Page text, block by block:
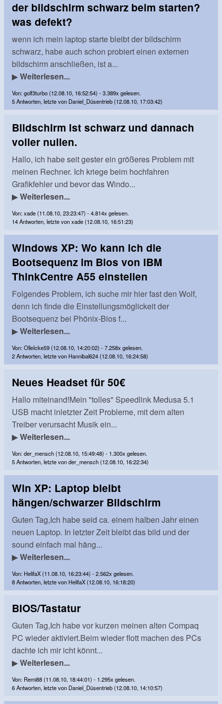
der bildschirm schwarz beim starten?
was defekt?
wenn ich mein laptop starte bleibt der bildschirm
schwarz, habe auch schon probiert einen externen
bildschirm anschließen, ist a...
▶Weiterlesen...
Von: golf3turbo (12.08.10, 16:52:54) - 3.389x gelesen.
5 Antworten, letzte von Daniel_Düsentrieb (12.08.10, 17:03:42)
Bildschirm ist schwarz und dannach
voller nullen.
Hallo, ich habe seit gester ein größeres Problem mit
meinen Rechner. Ich kriege beim hochfahren
Grafikfehler und bevor das Windo...
▶Weiterlesen...
Von: xade (11.08.10, 23:23:47) - 4.814x gelesen.
14 Antworten, letzte von xade (12.08.10, 16:51:23)
Windows XP: Wo kann ich die
Bootsequenz im Bios von IBM
ThinkCentre A55 einstellen
Folgendes Problem, ich suche mir hier fast den Wolf,
denn ich finde die Einstellungsmöglickeit der
Bootsequenz bei Phönix-Bios f...
▶Weiterlesen...
Von: OlleIcke59 (12.08.10, 14:20:02) - 7.258x gelesen.
2 Antworten, letzte von Hannibal624 (12.08.10, 16:24:58)
Neues Headset für 50€
Hallo miteinand!Mein "tolles" Speedlink Medusa 5.1
USB macht inletzter Zeit Probleme, mit dem alten
Treiber verursacht Musik ein...
▶Weiterlesen...
Von: der_mensch (12.08.10, 15:49:48) - 1.300x gelesen.
5 Antworten, letzte von der_mensch (12.08.10, 16:22:34)
Win XP: Laptop bleibt
hängen/schwarzer Bildschirm
Guten Tag,Ich habe seid ca. einem halben Jahr einen
neuen Laptop. In letzter Zeit bleibt das bild und der
sound einfach mal häng...
▶Weiterlesen...
Von: HelifaX (11.08.10, 16:23:44) - 2.562x gelesen.
8 Antworten, letzte von HelifaX (12.08.10, 16:18:20)
BIOS/Tastatur
Guten Tag,Ich habe vor kurzen meinen alten Compaq
PC wieder aktiviert.Beim wieder flott machen des PCs
dachte ich mir icht könnt...
▶Weiterlesen...
Von: Remi88 (11.08.10, 18:44:01) - 1.295x gelesen.
6 Antworten, letzte von Daniel_Düsentrieb (12.08.10, 14:10:57)